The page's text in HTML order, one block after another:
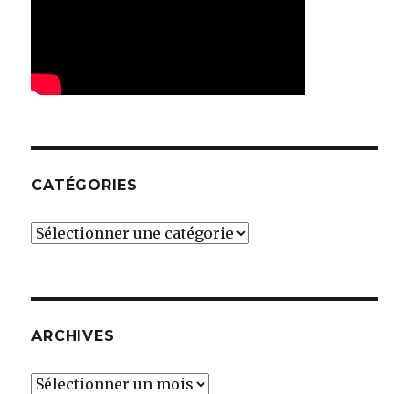
CATÉGORIES
Catégories
ARCHIVES
Archives